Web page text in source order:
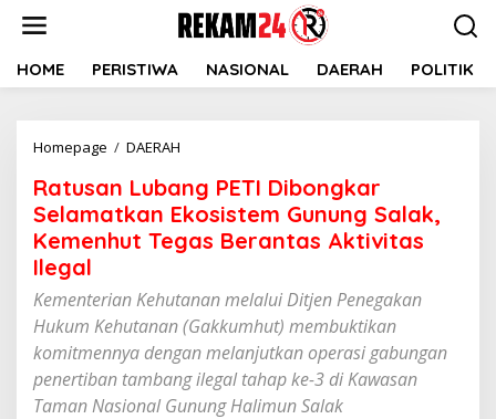
HOME PERISTIWA NASIONAL DAERAH POLITIK
Homepage / DAERAH
PETI
Dibongkar
Selamatkan
Ekosistem
Salak,
Tegas
Berantas
Aktivitas
Ilegal
Ratusan Lubang PETI Dibongkar
Selamatkan Ekosistem Gunung Salak,
Kemenhut Tegas Berantas Aktivitas
Ilegal
Kementerian Kehutanan melalui Ditjen Penegakan
Hukum Kehutanan (Gakkumhut) membuktikan
komitmennya dengan melanjutkan operasi gabungan
penertiban tambang ilegal tahap ke-3 di Kawasan
Taman Nasional Gunung Halimun Salak